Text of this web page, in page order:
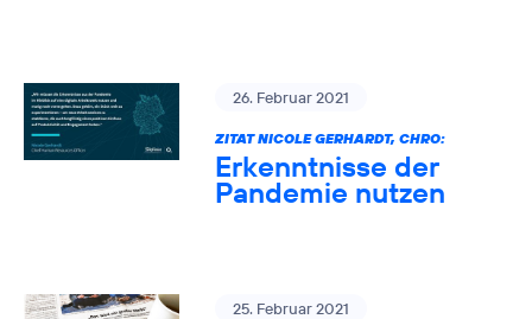
26. Februar 2021
ZITAT NICOLE GERHARDT, CHRO:
Erkenntnisse der
Pandemie nutzen
25. Februar 2021